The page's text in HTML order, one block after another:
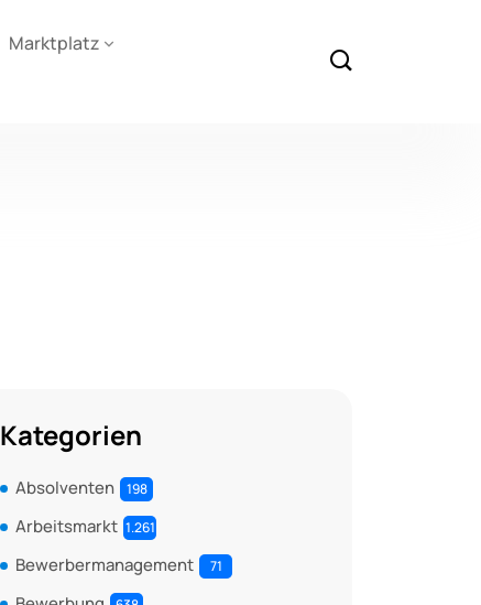
Marktplatz
Kategorien
Absolventen 198
Arbeitsmarkt 1.261
Bewerbermanagement 71